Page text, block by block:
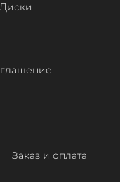
Диски
Заказ и оплата